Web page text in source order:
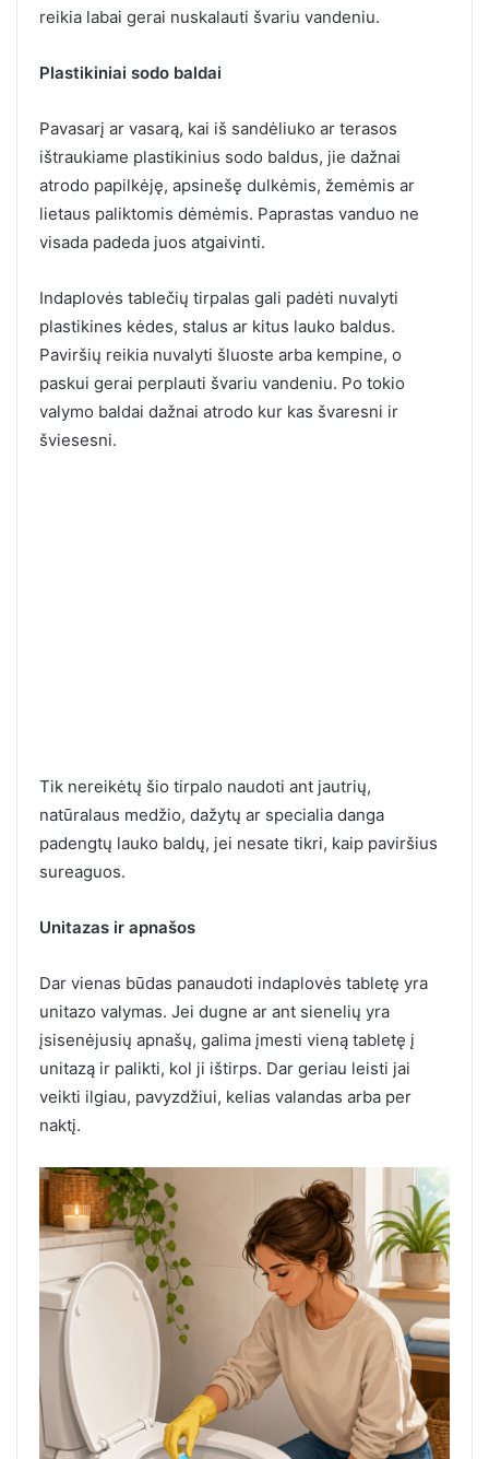
reikia labai gerai nuskalauti švariu vandeniu.
Plastikiniai sodo baldai
Pavasarį ar vasarą, kai iš sandėliuko ar terasos
ištraukiame plastikinius sodo baldus, jie dažnai
atrodo papilkėję, apsinešę dulkėmis, žemėmis ar
lietaus paliktomis dėmėmis. Paprastas vanduo ne
visada padeda juos atgaivinti.
Indaplovės tablečių tirpalas gali padėti nuvalyti
plastikines kėdes, stalus ar kitus lauko baldus.
Paviršių reikia nuvalyti šluoste arba kempine, o
paskui gerai perplauti švariu vandeniu. Po tokio
valymo baldai dažnai atrodo kur kas švaresni ir
šviesesni.
Tik nereikėtų šio tirpalo naudoti ant jautrių,
natūralaus medžio, dažytų ar specialia danga
padengtų lauko baldų, jei nesate tikri, kaip paviršius
sureaguos.
Unitazas ir apnašos
Dar vienas būdas panaudoti indaplovės tabletę yra
unitazo valymas. Jei dugne ar ant sienelių yra
įsisenėjusių apnašų, galima įmesti vieną tabletę į
unitazą ir palikti, kol ji ištirps. Dar geriau leisti jai
veikti ilgiau, pavyzdžiui, kelias valandas arba per
naktį.